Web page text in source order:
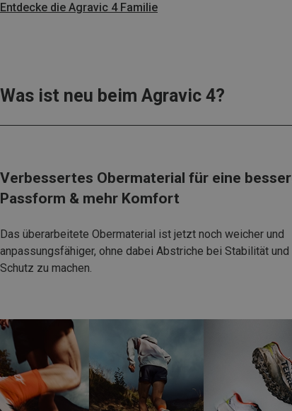
Entdecke die Agravic 4 Familie
Was ist neu beim Agravic 4?
Verbessertes Obermaterial für eine
Passform & mehr Komfort
Das überarbeitete Obermaterial ist jetzt noch weicher und
anpassungsfähiger, ohne dabei Abstriche bei Stabilität und
Schutz zu machen.